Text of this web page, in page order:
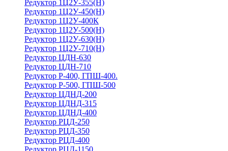
Редуктор 1Ц2У-355(Н)
Редуктор 1Ц2У-450(Н)
Редуктор 1Ц2У-400К
Редуктор 1Ц2У-500(Н)
Редуктор 1Ц2У-630(Н)
Редуктор 1Ц2У-710(Н)
Редуктор ЦДН-630
Редуктор ЦДН-710
Редуктор Р-400, ГПШ-400.
Редуктор Р-500, ГПШ-500
Редуктор ЦДНД-200
Редуктор ЦДНД-315
Редуктор ЦДНД-400
Редуктор РЦД-250
Редуктор РЦД-350
Редуктор РЦД-400
Редуктор РЦД-1150